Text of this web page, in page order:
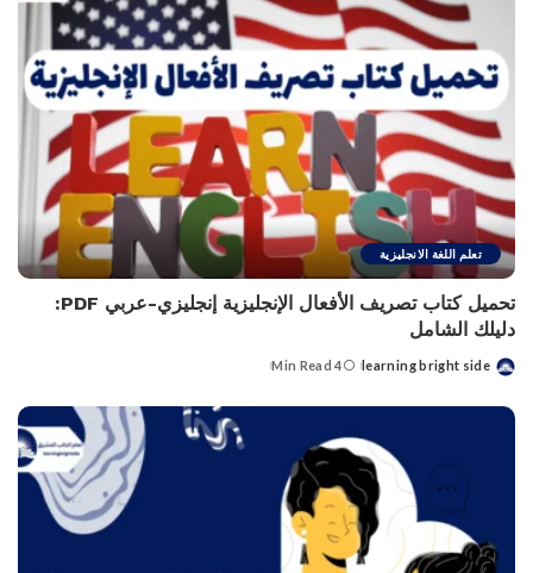
تعلم اللغة الانجليزية
تحميل كتاب تصريف الأفعال الإنجليزية إنجليزي-عربي PDF:
دليلك الشامل
Posted
learning bright side
4 Min Read